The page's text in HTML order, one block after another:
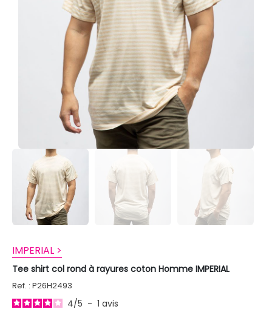
IMPERIAL >
Tee shirt col rond à rayures coton Homme IMPERIAL
Ref. : P26H2493
4/5 - 1 avis